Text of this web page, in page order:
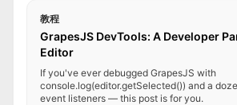
教程
GrapesJS DevTools: A Developer
Editor
If you've ever debugged GrapesJS with
console.log(editor.getSelected()) and a
event listeners — this post is for you.